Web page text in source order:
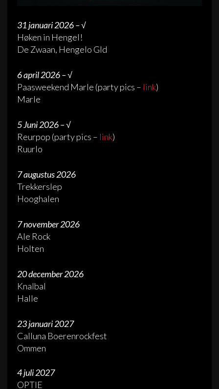
31 januari 2026– √
Høken in Hengel!
De Zwaan, Hengelo Gld
6 april 2026– √
Paasweekend Marle (party pics – link)
Marle
5 Juni 2026– √
Reurpop (party pics – link)
Ruurlo
7 augustus 2026
Trekkerslep
Hooghalen
7 november 2026
Ale Rock
Holten
20 december 2026
Knalbal
Halle
23 januari 2027
Calluna Boerenrockfest
Ommen
4 juli 2027
OPTIE